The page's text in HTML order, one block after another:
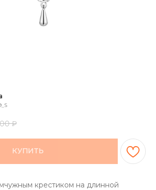
₽
КУПИТЬ
крестиком на длинной